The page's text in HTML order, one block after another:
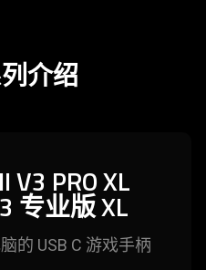
介绍
V3 PRO XL
专业版 XL
的 USB C 游戏手柄